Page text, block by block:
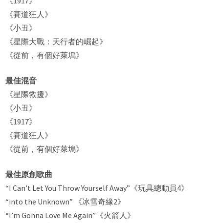
《賽道狂人》
《小丑》
《星際大戰：天行者的崛起》
《從前，有個好萊塢》
最佳混音
《星際救援》
《小丑》
《1917》
《賽道狂人》
《從前，有個好萊塢》
最佳原創歌曲
“I Can’t Let You Throw Yourself Away”《玩具總動員4》
“into the Unknown” 《冰雪奇緣2》
“I’m Gonna Love Me Again”《火箭人》